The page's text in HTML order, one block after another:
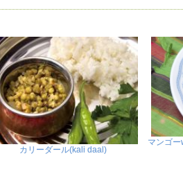
カリーダール(kali daal)
マンゴ